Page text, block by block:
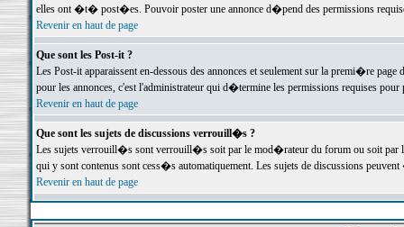
elles ont �t� post�es. Pouvoir poster une annonce d�pend des permissions
Revenir en haut de page
Que sont les Post-it ?
Les Post-it apparaissent en-dessous des annonces et seulement sur la premi�re
pour les annonces, c'est l'administrateur qui d�termine les permissions requises pour
Revenir en haut de page
Que sont les sujets de discussions verrouill�s ?
Les sujets verrouill�s sont verrouill�s soit par le mod�rateur du forum ou soit par
qui y sont contenus sont cess�s automatiquement. Les sujets de discussions
Revenir en haut de page